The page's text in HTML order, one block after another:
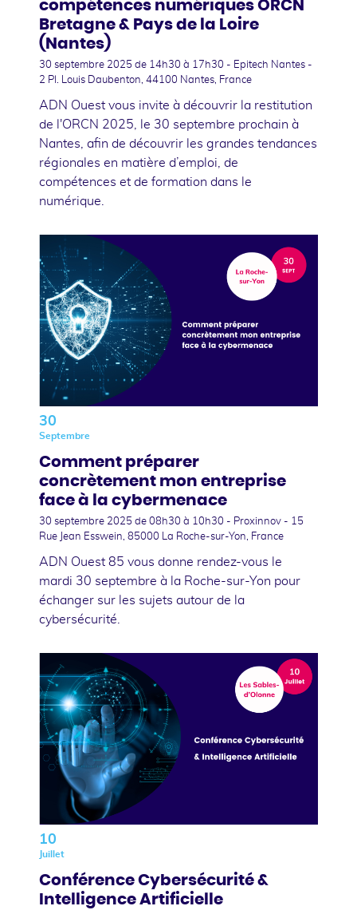
compétences numériques ORCN
Bretagne & Pays de la Loire
(Nantes)
30 septembre 2025 de 14h30 à 17h30 - Epitech Nantes -
2 Pl. Louis Daubenton, 44100 Nantes, France
ADN Ouest vous invite à découvrir la restitution
de l'ORCN 2025, le 30 septembre prochain à
Nantes, afin de découvrir les grandes tendances
régionales en matière d’emploi, de
compétences et de formation dans le
numérique.
30
Septembre
Comment préparer
concrètement mon entreprise
face à la cybermenace
30 septembre 2025 de 08h30 à 10h30 - Proxinnov - 15
Rue Jean Esswein, 85000 La Roche-sur-Yon, France
ADN Ouest 85 vous donne rendez-vous le
mardi 30 septembre à la Roche-sur-Yon pour
échanger sur les sujets autour de la
cybersécurité.
10
Juillet
Conférence Cybersécurité &
Intelligence Artificielle